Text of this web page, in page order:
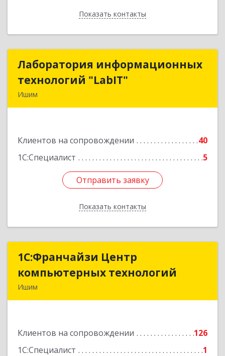
Показать контакты
Назад
Лаборатория информационных
технологий "LabIT"
Ишим
Клиентов на сопровождении
40
1С:Специалист
5
Отправить заявку
Показать контакты
Лаборатория информационных
технологий "LabIT"
Подробнее
Отправить заявку
Назад
1С:Франчайзи Центр
компьютерных технологий
Ишим
Клиентов на сопровождении
126
1С:Специалист
1
1С:Франчайзи Центр
компьютерных технологий
Подробнее